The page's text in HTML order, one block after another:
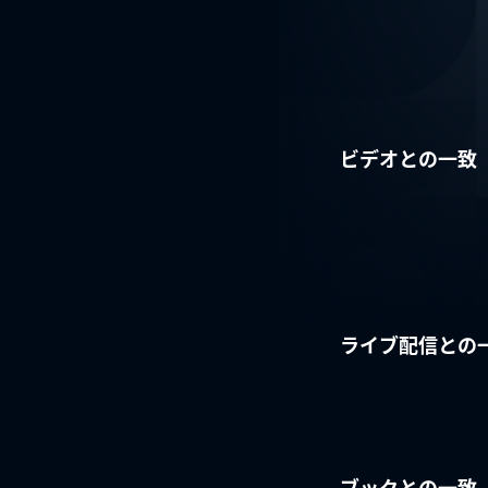
ビデオとの一致
ライブ配信との